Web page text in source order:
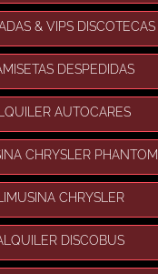
& VIPS DISCOTECAS
DESPEDIDAS
AUTOCARES
CHRYSLER PHANTOM
CHRYSLER
DISCOBUS